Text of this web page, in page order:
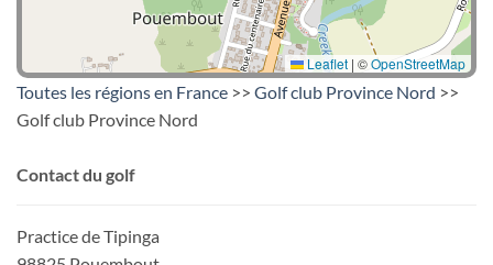
Leaflet | ©OpenStreetMap
Toutes les régions en France >> Golf club Province Nord >>
Golf club Province Nord
Contact du golf
Practice de Tipinga